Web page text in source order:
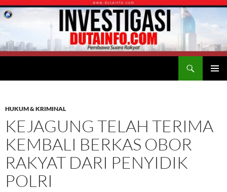
HUKUM & KRIMINAL
KEJAGUNG TELAH TERIMA
KEMBALI BERKAS OBOR
RAKYAT DARI PENYIDIK
POLRI